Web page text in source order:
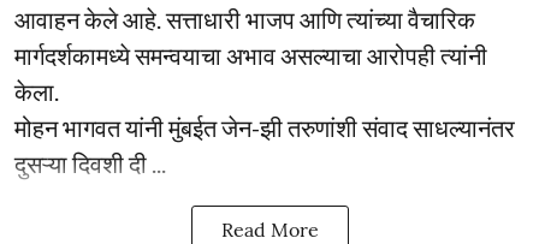
आवाहन केले आहे. सत्ताधारी भाजप आणि त्यांच्या वैचारिक
मार्गदर्शकामध्ये समन्वयाचा अभाव असल्याचा आरोपही त्यांनी
केला.
मोहन भागवत यांनी मुंबईत जेन-झी तरुणांशी संवाद साधल्यानंतर
दुसऱ्या दिवशी दी ...
Read More